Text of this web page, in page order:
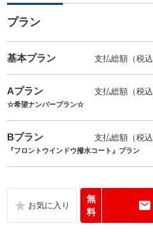
プラン
基本プラン 支払総額（税
Aプラン 支払総額（税
☆希望ナンバープラン☆
Bプラン 支払総額（税
『フロントウインドウ撥水コート』プラン
無
料